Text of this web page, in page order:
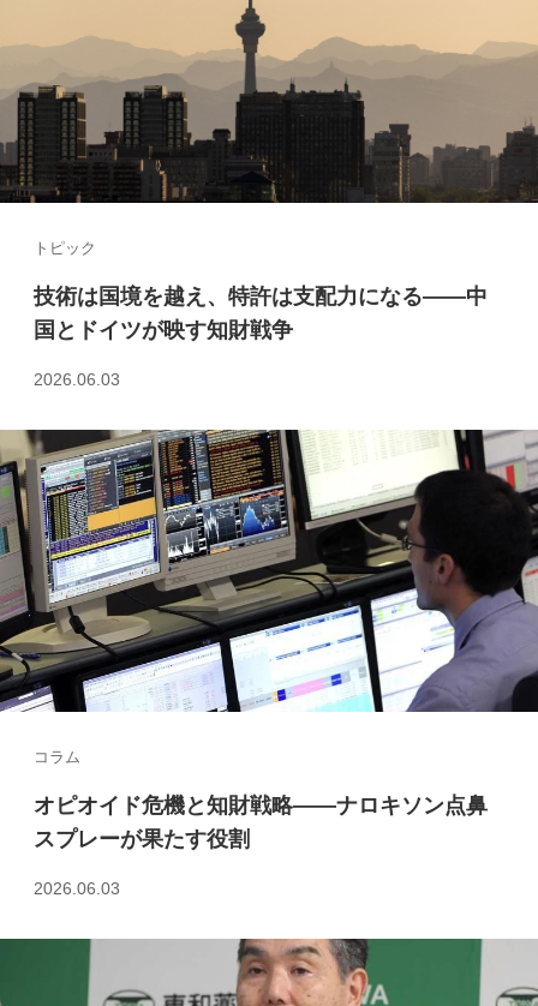
トピック
技術は国境を越え、特許は支配力になる――中
国とドイツが映す知財戦争
2026.06.03
コラム
オピオイド危機と知財戦略――ナロキソン点鼻
スプレーが果たす役割
2026.06.03